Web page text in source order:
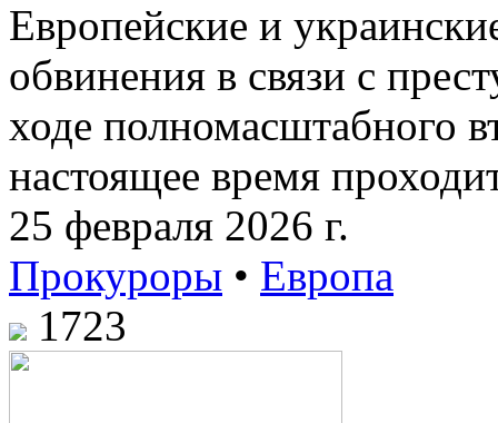
Европейские и
обвинения в связи с
ходе полномасштабного
настоящее время
25 февраля 2026 г.
Прокуроры • Европа
1723